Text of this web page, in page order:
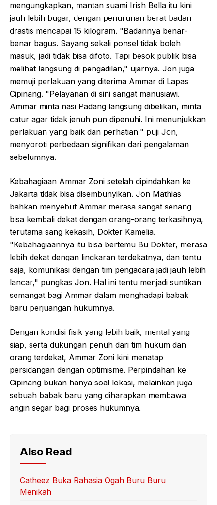
mengungkapkan, mantan suami Irish Bella itu kini
jauh lebih bugar, dengan penurunan berat badan
drastis mencapai 15 kilogram. "Badannya benar-
benar bagus. Sayang sekali ponsel tidak boleh
masuk, jadi tidak bisa difoto. Tapi besok publik bisa
melihat langsung di pengadilan," ujarnya. Jon juga
memuji perlakuan yang diterima Ammar di Lapas
Cipinang. "Pelayanan di sini sangat manusiawi.
Ammar minta nasi Padang langsung dibelikan, minta
catur agar tidak jenuh pun dipenuhi. Ini menunjukkan
perlakuan yang baik dan perhatian," puji Jon,
menyoroti perbedaan signifikan dari pengalaman
sebelumnya.
Kebahagiaan Ammar Zoni setelah dipindahkan ke
Jakarta tidak bisa disembunyikan. Jon Mathias
bahkan menyebut Ammar merasa sangat senang
bisa kembali dekat dengan orang-orang terkasihnya,
terutama sang kekasih, Dokter Kamelia.
"Kebahagiaannya itu bisa bertemu Bu Dokter, merasa
lebih dekat dengan lingkaran terdekatnya, dan tentu
saja, komunikasi dengan tim pengacara jadi jauh lebih
lancar," pungkas Jon. Hal ini tentu menjadi suntikan
semangat bagi Ammar dalam menghadapi babak
baru perjuangan hukumnya.
Dengan kondisi fisik yang lebih baik, mental yang
siap, serta dukungan penuh dari tim hukum dan
orang terdekat, Ammar Zoni kini menatap
persidangan dengan optimisme. Perpindahan ke
Cipinang bukan hanya soal lokasi, melainkan juga
sebuah babak baru yang diharapkan membawa
angin segar bagi proses hukumnya.
Also Read
Catheez Buka Rahasia Ogah Buru Buru
Menikah